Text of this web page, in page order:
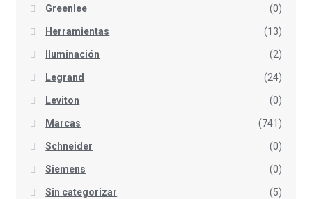
Greenlee (0)
Herramientas (13)
Iluminación (2)
Legrand (24)
Leviton (0)
Marcas (741)
Schneider (0)
Siemens (0)
Sin categorizar (5)